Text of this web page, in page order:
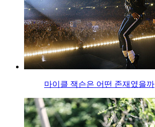
마이클 잭슨은 어떤 존재였을까